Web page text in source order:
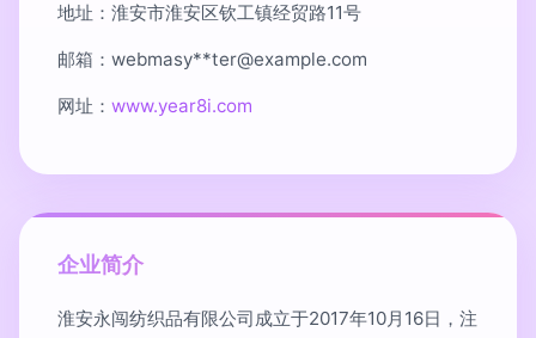
地址：淮安市淮安区钦工镇经贸路11号
邮箱：webmasy**ter@example.com
网址： www.year8i.com
企业简介
淮安永闯纺织品有限公司成立于2017年10月16日，注